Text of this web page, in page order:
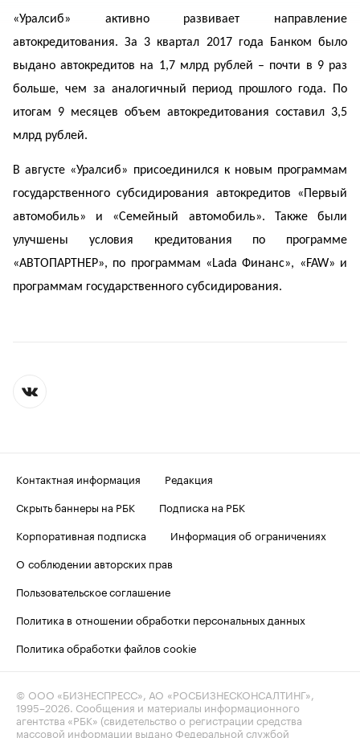
«Уралсиб» активно развивает направление
автокредитования. За 3 квартал 2017 года Банком было
выдано автокредитов на 1,7 млрд рублей – почти в 9 раз
больше, чем за аналогичный период прошлого года. По
итогам 9 месяцев объем автокредитования составил 3,5
млрд рублей.
В августе «Уралсиб» присоединился к новым программам
государственного субсидирования автокредитов «Первый
автомобиль» и «Семейный автомобиль». Также были
улучшены условия кредитования по программе
«АВТОПАРТНЕР», по программам «Lada Финанс», «FAW» и
программам государственного субсидирования.
Контактная информация
Редакция
Скрыть баннеры на РБК
Подписка на РБК
Корпоративная подписка
Информация об ограничениях
О соблюдении авторских прав
Пользовательское соглашение
Политика в отношении обработки персональных данных
Политика обработки файлов cookie
© ООО «БИЗНЕСПРЕСС», АО «РОСБИЗНЕСКОНСАЛТИНГ»,
1995–2026 . Сообщения и материалы информационного
агентства «РБК» (свидетельство о регистрации средства
массовой информации выдано Федеральной службой